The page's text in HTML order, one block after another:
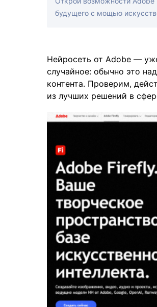
будущего с мощью
Нейросеть от Adobe —
случайное: обычно это
контента. Проверим,
из лучших решений в